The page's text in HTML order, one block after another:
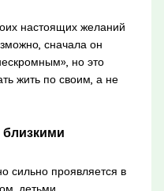
настоящих желаний
сначала он
но это
жить по своим, а не
сильно проявляется в